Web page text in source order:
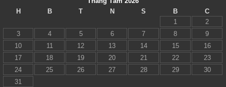
H
B T N S B
C
1
2
3
4 5 6 7 8
9
10
11 12 13 14 15
16
17
18 19 20 21 22
23
24
25 26 27 28 29
30
31